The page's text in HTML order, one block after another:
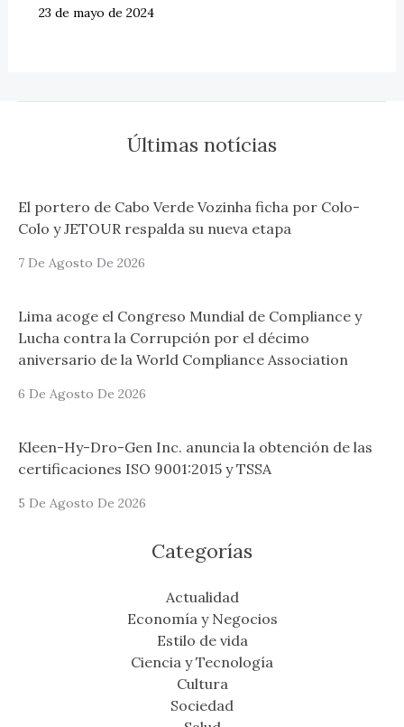
23 de mayo de 2024
Últimas notícias
El portero de Cabo Verde Vozinha ficha por Colo-
Colo y JETOUR respalda su nueva etapa
7 De Agosto De 2026
Lima acoge el Congreso Mundial de Compliance y
Lucha contra la Corrupción por el décimo
aniversario de la World Compliance Association
6 De Agosto De 2026
Kleen-Hy-Dro-Gen Inc. anuncia la obtención de las
certificaciones ISO 9001:2015 y TSSA
5 De Agosto De 2026
Categorías
Actualidad
Economía y Negocios
Estilo de vida
Ciencia y Tecnología
Cultura
Sociedad